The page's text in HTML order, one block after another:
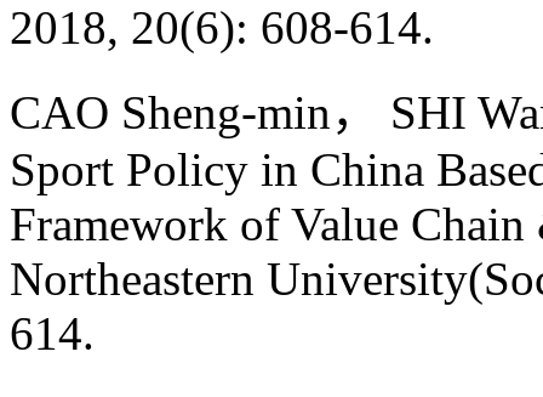
2018, 20(6): 608-614.
CAO Sheng-min， SHI
Sport Policy in China
Framework of Value
Northeastern
614.